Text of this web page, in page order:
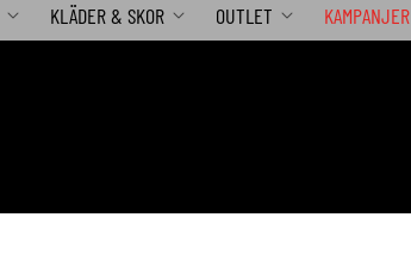
KLÄDER & SKOR OUTLET KAMPANJER